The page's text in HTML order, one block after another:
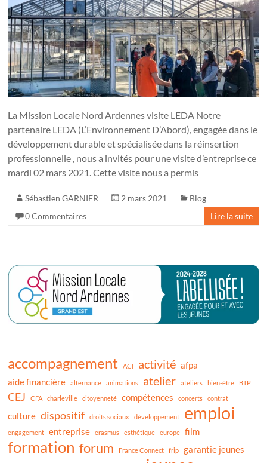
La Mission Locale Nord Ardennes visite LEDA Notre
partenaire LEDA (L’Environnement D’Abord), engagée dans le
développement durable et spécialisée dans la réinsertion
professionnelle , nous a invités pour une visite d’entreprise ce
mardi 02 mars 2021. Cette visite nous a permis
Sébastien GARNIER 2 mars 2021
Blog
0 Commentaires
Lire la suite
accompagnement ACI activité afpa
aide financière
alternance animations atelier ateliers bien-être BTP
CEJ CFA charleville citoyenneté compétences concerts contrat
culture dispositif droits sociaux développement emploi
engagement entreprise erasmus esthétique europe film
formation forum France Connect frip garantie jeunes